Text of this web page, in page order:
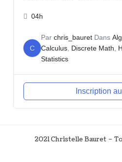
04h
C
Par chris_bauretDans
Calculus, Discrete Math,
Statistics
Inscription
2021 Christelle Bauret –